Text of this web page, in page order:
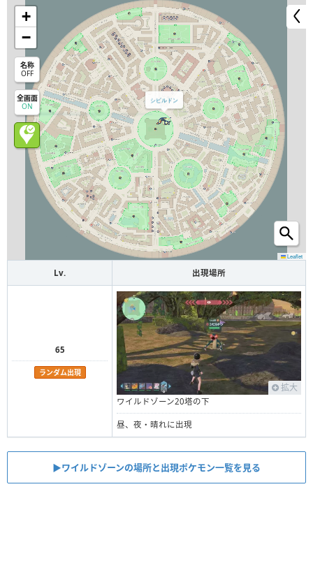
シビルドン
+
−
名称
OFF
全画面
ON
Leaflet
Lv. 出現場所
65
ランダム出現
拡大
ワイルドゾーン20塔の下
昼、夜・晴れに出現
▶︎ワイルドゾーンの場所と出現ポケモン一覧を見る